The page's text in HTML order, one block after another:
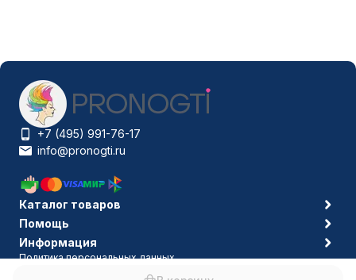
+7 (495) 991-76-17
info@pronogti.ru
Каталог товаров
Помощь
Информация
Политика персональных данных